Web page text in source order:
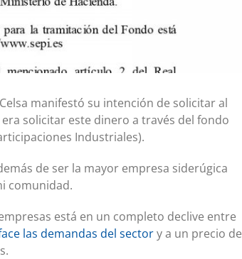
manifestó su intención de solicitar al
solicitar este dinero a través del fondo
Industriales).
de ser la mayor empresa siderúgica
comunidad.
está en un completo declive entre
las demandas del sectory a un precio de